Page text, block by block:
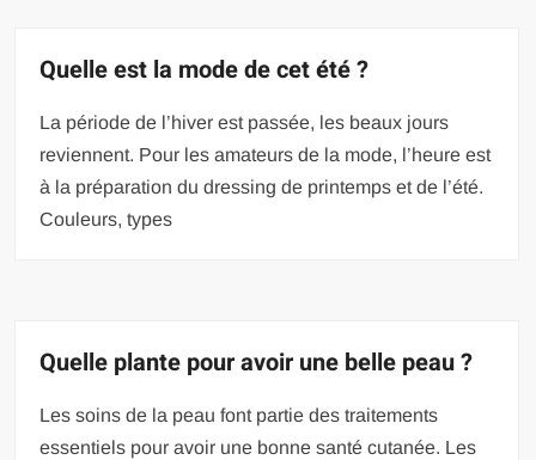
Quelle est la mode de cet été ?
La période de l’hiver est passée, les beaux jours
reviennent. Pour les amateurs de la mode, l’heure est
à la préparation du dressing de printemps et de l’été.
Couleurs, types
Quelle plante pour avoir une belle peau ?
Les soins de la peau font partie des traitements
essentiels pour avoir une bonne santé cutanée. Les